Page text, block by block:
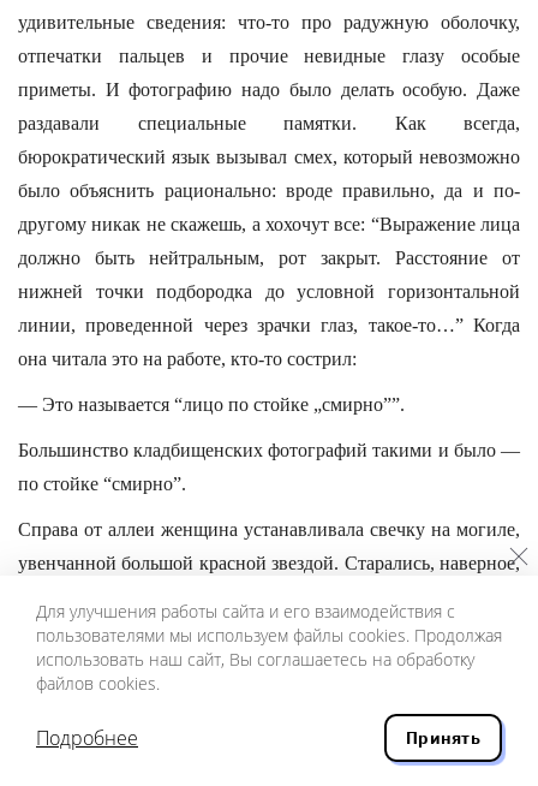
удивительные сведения: что-то про радужную оболочку,
отпечатки пальцев и прочие невидные глазу особые
приметы. И фотографию надо было делать особую. Даже
раздавали специальные памятки. Как всегда,
бюрократический язык вызывал смех, который невозможно
было объяснить рационально: вроде правильно, да и по-
другому никак не скажешь, а хохочут все: “Выражение лица
должно быть нейтральным, рот закрыт. Расстояние от
нижней точки подбородка до условной горизонтальной
линии, проведенной через зрачки глаз, такое-то…” Когда
она читала это на работе, кто-то сострил:
— Это называется “лицо по стойке „смирно””.
Большинство кладбищенских фотографий такими и было —
по стойке “смирно”.
Справа от аллеи женщина устанавливала свечку на могиле,
увенчанной большой красной звездой. Старались, наверное,
не старая, но в уже немодном плащике, шляпка нелепая с
фетровым цветком, рядом сумка стоит клеенчатая.
Генеральша, одно слово: нищета наступила, а ухватки
остались… “Может быть,
ее покойный муж был знаменитым полководцем, —
Для улучшения работы сайта и его взаимодействия с
пользователями мы используем файлы cookies. Продолжая
использовать наш сайт, Вы соглашаетесь на обработку
файлов cookies.
Подробнее Принять